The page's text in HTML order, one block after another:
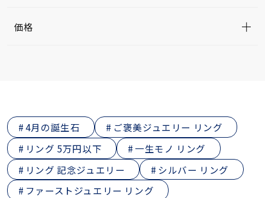
価格
4月の誕生石
ご褒美ジュエリー リング
リング 5万円以下
一生モノ リング
リング 記念ジュエリー
シルバー リング
ファーストジュエリー リング